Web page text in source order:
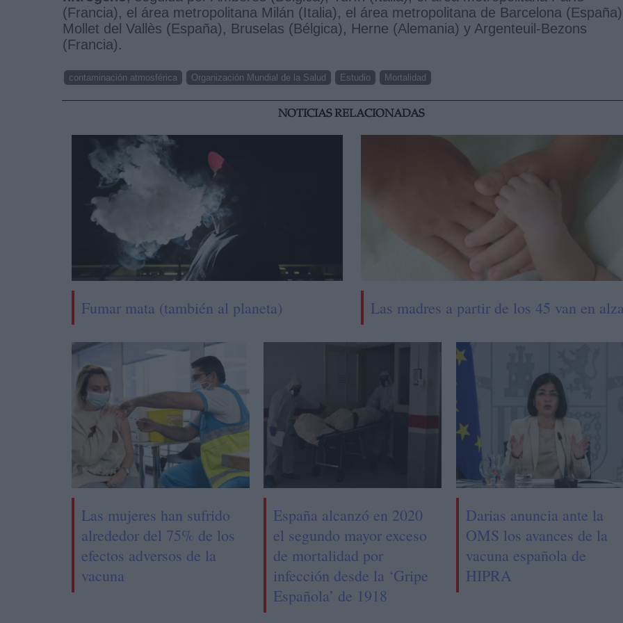
(Francia), el área metropolitana Milán (Italia), el área metropolitana de Barcelona
Mollet del Vallès (España), Bruselas (Bélgica), Herne (Alemania) y Argenteuil-Bezons
(Francia).
contaminación atmosférica Organización Mundial de la Salud Estudio Mortalidad
NOTICIAS RELACIONADAS
Fumar mata (también al planeta) Las madres a partir de los 45 van en
Las mujeres han sufrido
alrededor del 75% de los
efectos adversos de la
vacuna
España alcanzó en 2020
el segundo mayor exceso
de mortalidad por
infección desde la ‘Gripe
Española’ de 1918
Darias anuncia ante la
OMS los avances de la
vacuna española de
HIPRA